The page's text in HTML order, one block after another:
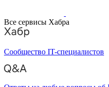
Все сервисы Хабра
Сообщество IT-специалистов